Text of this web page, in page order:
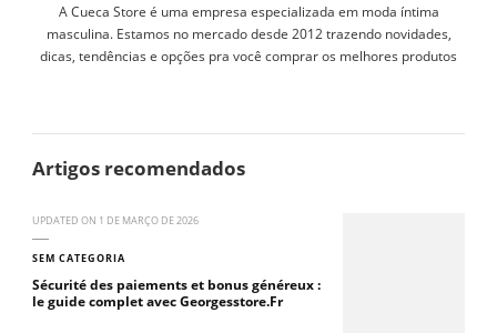
A Cueca Store é uma empresa especializada em moda íntima
masculina. Estamos no mercado desde 2012 trazendo novidades,
dicas, tendências e opções pra você comprar os melhores produtos
Artigos recomendados
UPDATED ON 1 DE MARÇO DE 2026
SEM CATEGORIA
Sécurité des paiements et bonus généreux :
le guide complet avec Georgesstore.Fr